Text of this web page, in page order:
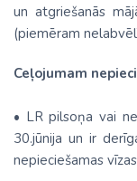
un atgriešanās
(piemēram
Ceļojumam
• LR pilsoņa vai
30.jūnija un ir
nepieciešamas